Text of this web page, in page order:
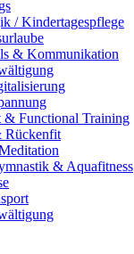
/ Kindertagespflege
& Kommunikation
& Functional Training
Rückenfit
& Aquafitness